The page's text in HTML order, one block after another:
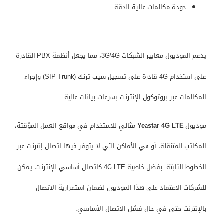
جودة مكالمات عالية الدقة
يدعم الموديول معايير الشبكات 3G/4G، مما يجعل أنظمة PBX القادرة
على استخدام 4G قادرة على تسجيل سيب ترنك (SIP Trunk) وإجراء
المكالمات عبر بروتوكول الإنترنت بسرعات بيانات عالية.
موديولYeastar 4G LTEمثالي للاستخدام في مواقع العمل المؤقتة،
المكاتب المتنقلة، أو في الأماكن التي لا يتوفر فيها اتصال إنترنت عبر
الخطوط الثابتة. بفضل خاصية 4G LTE كاتصال أساسي للإنترنت، يمكن
للشركات الاعتماد على هذا الموديول لضمان استمرارية الاتصال
بالإنترنت حتى في حال فشل الاتصال الأساسي.